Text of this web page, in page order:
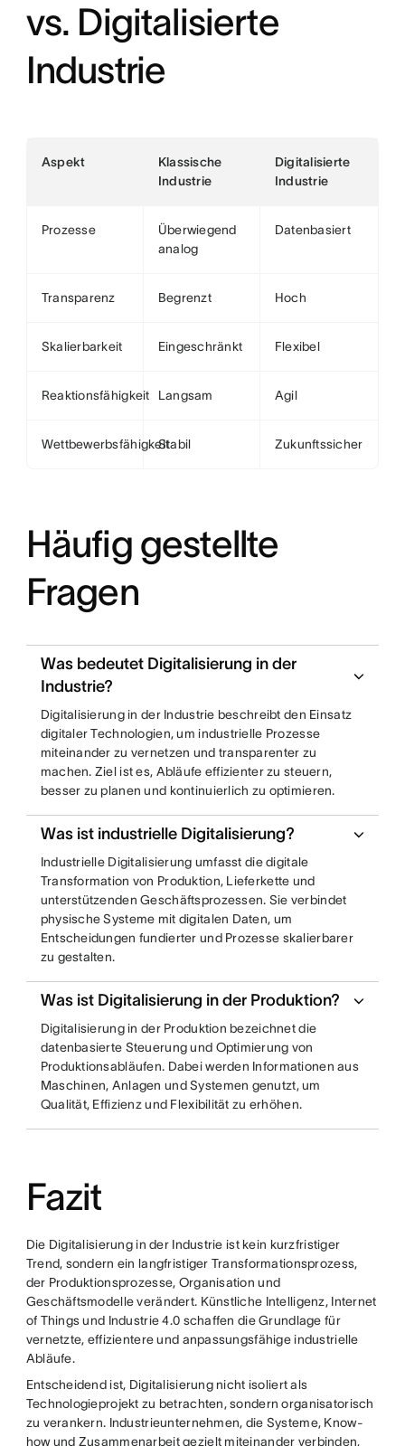
vs. Digitalisierte
Industrie
Aspekt
Klassische
Industrie
Digitalisierte
Industrie
Prozesse
Überwiegend
analog
Datenbasiert
Transparenz Begrenzt Hoch
Skalierbarkeit Eingeschränkt Flexibel
Reaktionsfähigkeit Langsam Agil
WettbewerbsfähigkeitStabil Zukunftssicher
Häufig gestellte
Fragen
Was bedeutet Digitalisierung in der
Industrie?
Digitalisierung in der Industrie beschreibt den Einsatz
digitaler Technologien, um industrielle Prozesse
miteinander zu vernetzen und transparenter zu
machen. Ziel ist es, Abläufe effizienter zu steuern,
besser zu planen und kontinuierlich zu optimieren.
Was ist industrielle Digitalisierung?
Industrielle Digitalisierung umfasst die digitale
Transformation von Produktion, Lieferkette und
unterstützenden Geschäftsprozessen. Sie verbindet
physische Systeme mit digitalen Daten, um
Entscheidungen fundierter und Prozesse skalierbarer
zu gestalten.
Was ist Digitalisierung in der Produktion?
Digitalisierung in der Produktion bezeichnet die
datenbasierte Steuerung und Optimierung von
Produktionsabläufen. Dabei werden Informationen aus
Maschinen, Anlagen und Systemen genutzt, um
Qualität, Effizienz und Flexibilität zu erhöhen.
Fazit
Die Digitalisierung in der Industrie ist kein kurzfristiger
Trend, sondern ein langfristiger Transformationsprozess,
der Produktionsprozesse, Organisation und
Geschäftsmodelle verändert. Künstliche Intelligenz, Internet
of Things und Industrie 4.0 schaffen die Grundlage für
vernetzte, effizientere und anpassungsfähige industrielle
Abläufe.
Entscheidend ist, Digitalisierung nicht isoliert als
Technologieprojekt zu betrachten, sondern organisatorisch
zu verankern. Industrieunternehmen, die Systeme, Know-
how und Zusammenarbeit gezielt miteinander verbinden,